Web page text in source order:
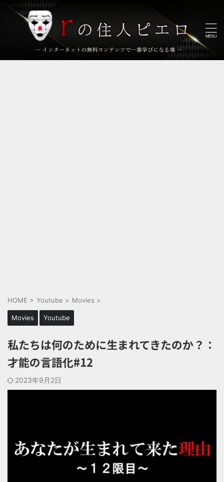
HOME > Youtube > Movies >
Movies Youtube
私たちは何のために生まれてきたのか？：
才能の言語化#12
2023年9月2日